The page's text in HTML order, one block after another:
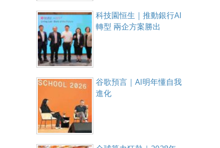
科技園恒生｜推動銀行AI
轉型 兩企方案勝出
谷歌預言｜AI明年懂自我
進化